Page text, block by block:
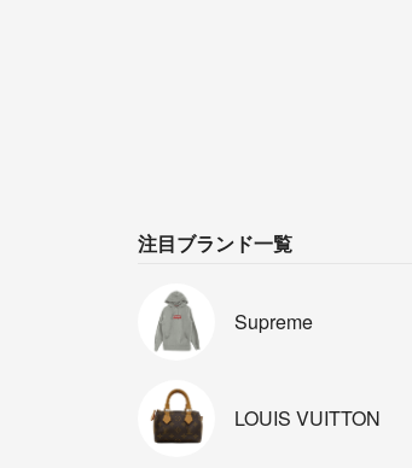
注目ブランド一覧
Supreme
LOUIS VUITTON